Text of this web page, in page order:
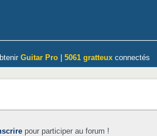
Guitar Pro 5061 gratteux connectés
pour participer au forum !